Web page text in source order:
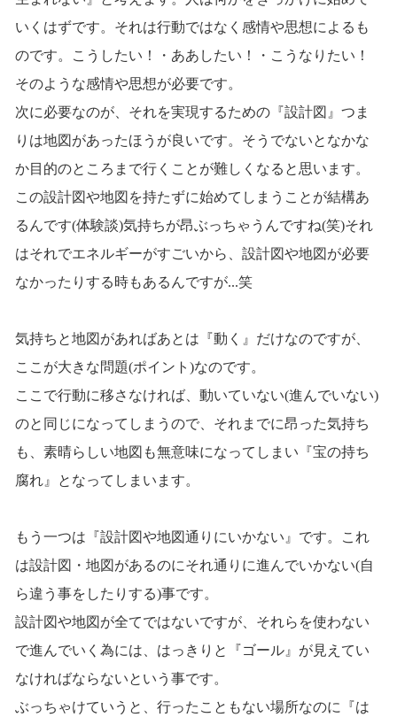
いくはずです。それは行動ではなく感情や思想によるも
のです。こうしたい！・ああしたい！・こうなりたい！
そのような感情や思想が必要です。
次に必要なのが、それを実現するための『設計図』つま
りは地図があったほうが良いです。そうでないとなかな
か目的のところまで行くことが難しくなると思います。
この設計図や地図を持たずに始めてしまうことが結構あ
るんです(体験談)気持ちが昂ぶっちゃうんですね(笑)それ
はそれでエネルギーがすごいから、設計図や地図が必要
なかったりする時もあるんですが...笑
気持ちと地図があればあとは『動く』だけなのですが、
ここが大きな問題(ポイント)なのです。
ここで行動に移さなければ、動いていない(進んでいない)
のと同じになってしまうので、それまでに昂った気持ち
も、素晴らしい地図も無意味になってしまい『宝の持ち
腐れ』となってしまいます。
もう一つは『設計図や地図通りにいかない』です。これ
は設計図・地図があるのにそれ通りに進んでいかない(自
ら違う事をしたりする)事です。
設計図や地図が全てではないですが、それらを使わない
で進んでいく為には、はっきりと『ゴール』が見えてい
なければならないという事です。
ぶっちゃけていうと、行ったこともない場所なのに『は